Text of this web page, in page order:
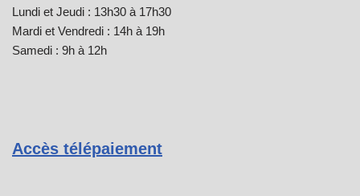
Lundi et Jeudi : 13h30 à 17h30
Mardi et Vendredi : 14h à 19h
Samedi : 9h à 12h
Accès télépaiement